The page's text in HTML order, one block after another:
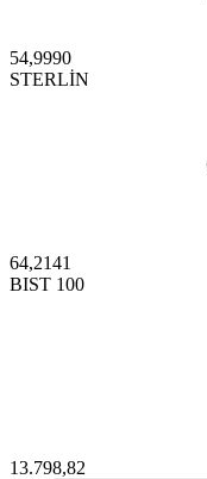
54,9990
STERLİN
64,2141
BIST 100
13.798,82